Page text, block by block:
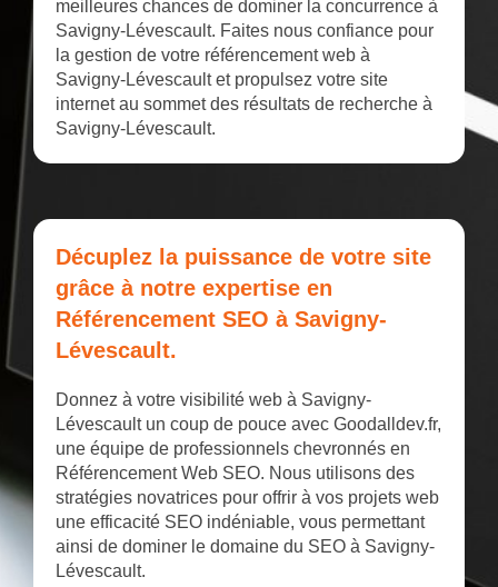
meilleures chances de dominer la concurrence à
Savigny-Lévescault. Faites nous confiance pour
la gestion de votre référencement web à
Savigny-Lévescault et propulsez votre site
internet au sommet des résultats de recherche à
Savigny-Lévescault.
Décuplez la puissance de votre site
grâce à notre expertise en
Référencement SEO à Savigny-
Lévescault.
Donnez à votre visibilité web à Savigny-
Lévescault un coup de pouce avec Goodalldev.fr,
une équipe de professionnels chevronnés en
Référencement Web SEO. Nous utilisons des
stratégies novatrices pour offrir à vos projets web
une efficacité SEO indéniable, vous permettant
ainsi de dominer le domaine du SEO à Savigny-
Lévescault.